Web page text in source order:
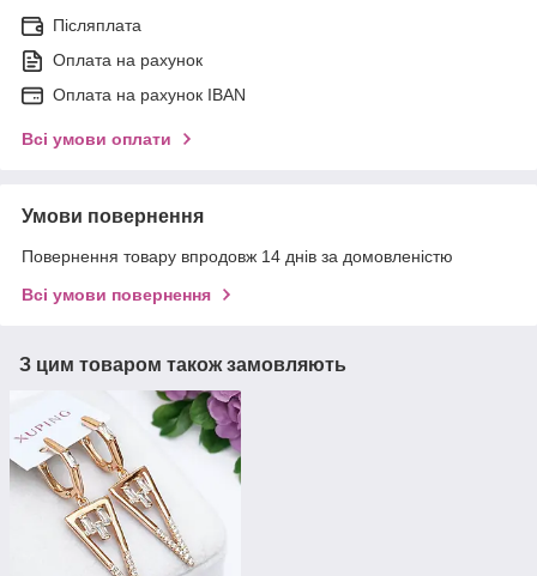
Післяплата
Оплата на рахунок
Оплата на рахунок IBAN
Всі умови оплати
Умови повернення
Повернення товару впродовж 14 днів за домовленістю
Всі умови повернення
З цим товаром також замовляють